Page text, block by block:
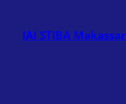
konten
IAI STIBA Makassar